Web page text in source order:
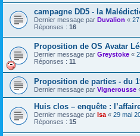
campagne DD5 - la
Dernier message par Duvalion «
Réponses : 16
Proposition de OS Avatar
Dernier message par Greystoke «
Réponses : 11
Proposition de parties - du
Dernier message par Vignerousse
Huis clos – enquête :
Dernier message par Isa « 29 mai
Réponses : 15